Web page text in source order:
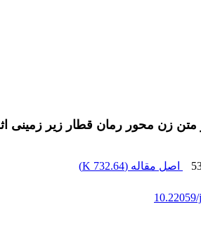
زن محور رمان قطار زیر زمینی
اصل مقاله (732.64 K
)